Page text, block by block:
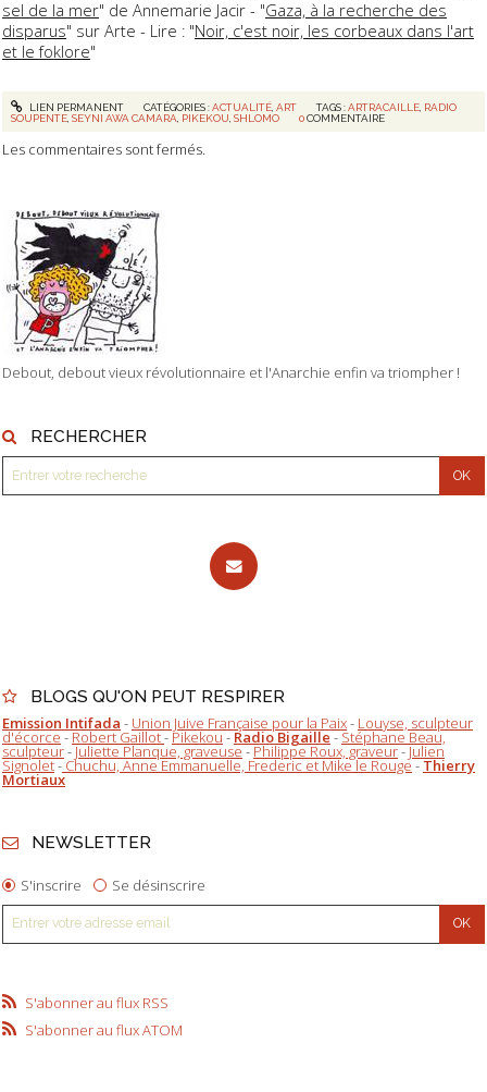
Debout, debout vieux révolutionnaire et l'Anarchie enfin va triompher !
RECHERCHER
BLOGS QU'ON PEUT RESPIRER
Emission Intifada - Union Juive Française pour la Paix- Louyse, sculpteur
d'écorce-Robert Gaillot-Pikekou-Radio Bigaille-Stéphane Beau,
sculpteur-Juliette Planque, graveuse-Philippe Roux, graveur-Julien
Signolet-Chuchu, Anne Emmanuelle, Frederic et Mike le Rouge-Thierry
Mortiaux
NEWSLETTER
S'inscrire Se désinscrire
S'abonner au flux RSS
S'abonner au flux ATOM
sel de la mer" de Annemarie Jacir - "Gaza, à la recherche des
disparus" sur Arte - Lire : "Noir, c'est noir, les corbeaux dans l'art
et le foklore"
LIEN PERMANENT CATÉGORIES :ACTUALITÉ, ART TAGS :ARTRACAILLE RADIO
SOUPENTE ,SEYNI AWA CAMARA PIKEKOU ,SHLOMO 0 COMMENTAIRE
Les commentaires sont fermés.